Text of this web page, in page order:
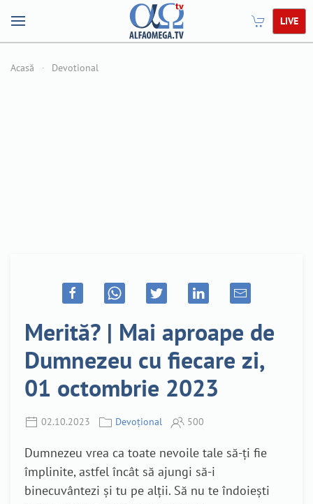
LIVE
Acasă Devotional
Merită? | Mai aproape de
Dumnezeu cu fiecare zi,
01 octombrie 2023
02.10.2023 Devoțional 500
Dumnezeu vrea ca toate nevoile tale să-ți fie
împlinite, astfel încât să ajungi să-i
binecuvântezi și tu pe alții. Să nu te îndoiești